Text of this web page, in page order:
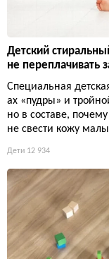
Детский
не переплачивать
Специальная
ах «пудры» и
но в составе,
не свести кожу
Дети 12 934